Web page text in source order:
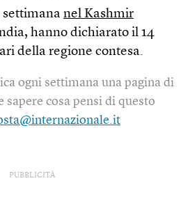
settimana nel Kashmir
hanno dichiarato il 14
della regione contesa.
ogni settimana una pagina di
sapere cosa pensi di questo
PUBBLICITÀ